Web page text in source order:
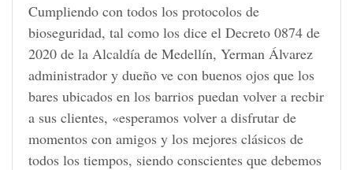
Cumpliendo con todos los protocolos de
bioseguridad, tal como los dice el Decreto 0874 de
2020 de la Alcaldía de Medellín, Yerman Álvarez
administrador y dueño ve con buenos ojos que los
bares ubicados en los barrios puedan volver a recbir
a sus clientes, «esperamos volver a disfrutar de
momentos con amigos y los mejores clásicos de
todos los tiempos, siendo conscientes que debemos